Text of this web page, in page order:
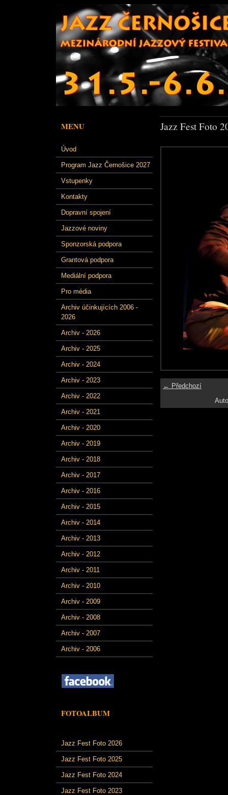
MENU
Úvod
Program Jazz Černošice 2027
Vstupenky
Kontakty
Dopravní spojení
Jazzové noviny
Sponzorská podpora
Grantová podpora
Mediální podpora
Pro média
Archiv účinkujících 2006 -
2026
Archiv - 2026
Archiv - 2025
Archiv - 2024
Archiv - 2023
Archiv - 2022
Archiv - 2021
Archiv - 2020
Archiv - 2019
Archiv - 2018
Archiv - 2017
Archiv - 2016
Archiv - 2015
Archiv - 2014
Archiv - 2013
Archiv - 2012
Archiv - 2011
Archiv - 2010
Archiv - 2009
Archiv - 2008
Archiv - 2007
Archiv - 2006
FOTOALBUM
Jazz Fest Foto 2026
Jazz Fest Foto 2025
Jazz Fest Foto 2024
Jazz Fest Foto 2023
Jazz Fest Foto
← Předchozí